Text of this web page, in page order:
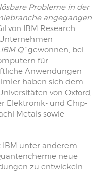
Probleme in der
angegangen
von IBM Research.
Q“gewonnen, bei
für
Anwendungen
haben sich dem
von Oxford,
Elektronik- und Chip-
Metals sowie
unter anderem
neue
zu entwickeln.